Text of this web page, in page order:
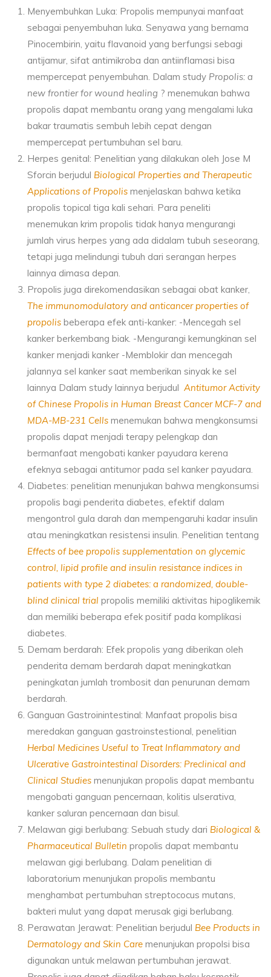
Menyembuhkan Luka: Propolis mempunyai manfaat
sebagai penyembuhan luka. Senyawa yang bernama
Pinocembirin, yaitu flavanoid yang berfungsi sebagi
antijamur, sifat antimikroba dan antiinflamasi bisa
mempercepat penyembuhan. Dalam study Propolis: a
new frontier for wound healing ? menemukan bahwa
propolis dapat membantu orang yang mengalami luka
bakar traumatis sembuh lebih cepat dengan
mempercepat pertumbuhan sel baru.
Herpes genital: Penelitian yang dilakukan oleh Jose M
Sforcin berjudul Biological Properties and Therapeutic
Applications of Propolis menjelaskan bahwa ketika
propolis topical tiga kali sehari. Para peneliti
menemukan krim propolis tidak hanya mengurangi
jumlah virus herpes yang ada didalam tubuh seseorang,
tetapi juga melindungi tubuh dari serangan herpes
lainnya dimasa depan.
Propolis juga direkomendasikan sebagai obat kanker,
The immunomodulatory and anticancer properties of
propolis beberapa efek anti-kanker: -Mencegah sel
kanker berkembang biak. -Mengurangi kemungkinan sel
kanker menjadi kanker -Memblokir dan mencegah
jalannya sel kanker saat memberikan sinyak ke sel
lainnya Dalam study lainnya berjudul Antitumor Activity
of Chinese Propolis in Human Breast Cancer MCF-7 and
MDA-MB-231 Cells menemukan bahwa mengkonsumsi
propolis dapat menjadi terapy pelengkap dan
bermanfaat mengobati kanker payudara kerena
efeknya sebagai antitumor pada sel kanker payudara.
Diabetes: penelitian menunjukan bahwa mengkonsumsi
propolis bagi penderita diabetes, efektif dalam
mengontrol gula darah dan mempengaruhi kadar insulin
atau meningkatkan resistensi insulin. Penelitian tentang
Effects of bee propolis supplementation on glycemic
control, lipid profile and insulin resistance indices in
patients with type 2 diabetes: a randomized, double-
blind clinical trial propolis memiliki aktivitas hipoglikemik
dan memiliki beberapa efek positif pada komplikasi
diabetes.
Demam berdarah: Efek propolis yang diberikan oleh
penderita demam berdarah dapat meningkatkan
peningkatan jumlah trombosit dan penurunan demam
berdarah.
Ganguan Gastroinintestinal: Manfaat propolis bisa
meredakan ganguan gastroinstestional, penelitian
Herbal Medicines Useful to Treat Inflammatory and
Ulcerative Gastrointestinal Disorders: Preclinical and
Clinical Studies menunjukan propolis dapat membantu
mengobati ganguan pencernaan, kolitis ulserativa,
kanker saluran pencernaan dan bisul.
Melawan gigi berlubang: Sebuah study dari Biological &
Pharmaceutical Bulletin propolis dapat membantu
melawan gigi berlubang. Dalam penelitian di
laboratorium menunjukan propolis membantu
menghambat pertumbuhan streptococus mutans,
bakteri mulut yang dapat merusak gigi berlubang.
Perawatan Jerawat: Penelitian berjudul Bee Products in
Dermatology and Skin Care menunjukan propolsi bisa
digunakan untuk melawan pertumbuhan jerawat.